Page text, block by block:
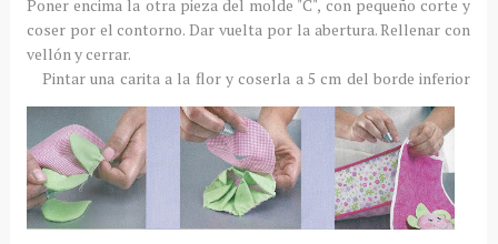
Poner encima la otra pieza del molde "C", con pequeño corte y
coser por el contorno. Dar vuelta por la abertura. Rellenar con
vellón y cerrar.
Pintar una carita a la flor y coserla a 5 cm del borde inferior